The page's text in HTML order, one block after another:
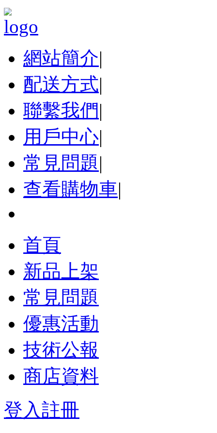
網站簡介|
配送方式|
聯繫我們|
用戶中心|
常見問題|
查看購物車|
首頁
新品上架
常見問題
優惠活動
技術公報
商店資料
登入註冊